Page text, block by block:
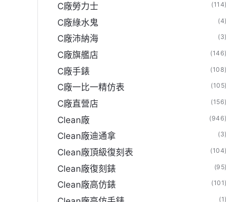
C廠勞力士
C廠綠水鬼
C廠沛納海
C廠旗艦店
C廠手錶
C廠一比一精仿表
C廠直營店
Clean廠
Clean廠迪通拿
Clean廠頂級復刻表
Clean廠復刻錶
Clean廠高仿錶